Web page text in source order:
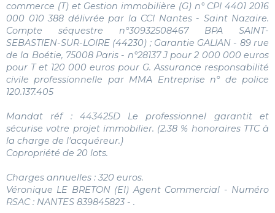
commerce (T) et Gestion immobilière (G) n° CPI 4401 2016
000 010 388 délivrée par la CCI Nantes - Saint Nazaire.
Compte séquestre n°30932508467 BPA SAINT-
SEBASTIEN-SUR-LOIRE (44230) ; Garantie GALIAN - 89 rue
de la Boétie, 75008 Paris - n°28137 J pour 2 000 000 euros
pour T et 120 000 euros pour G. Assurance responsabilité
civile professionnelle par MMA Entreprise n° de police
120.137.405
Mandat réf : 443425D Le professionnel garantit et
sécurise votre projet immobilier. (2.38 % honoraires TTC à
la charge de l'acquéreur.)
Copropriété de 20 lots.
Charges annuelles : 320 euros.
Véronique LE BRETON (EI) Agent Commercial - Numéro
RSAC : NANTES 839845823 - .